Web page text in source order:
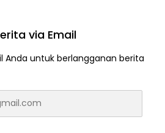
via Email
Anda untuk berlangganan berita